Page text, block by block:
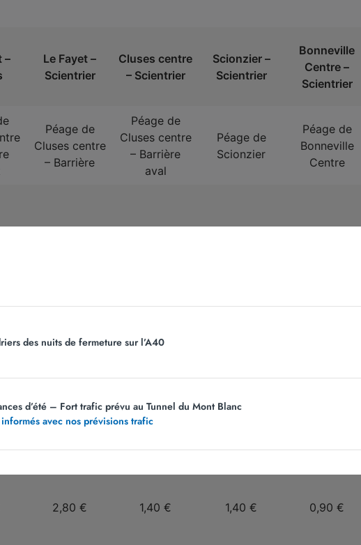
–
Le Fayet –
Scientrier
Cluses centre
– Scientrier
Scionzier –
Scientrier
Bonneville
Centre –
Scientrier
Péage de
Cluses centre
– Barrière
Péage de
Cluses centre
– Barrière
aval
Péage de
Scionzier
Péage de
Bonneville
Centre
8,60 € 4,30 € 4,30 € 2,30 €
2,80 € 1,40 € 1,40 € 0,90 €
des nuits de fermeture sur l’A40
d’été – Fort trafic prévu au Tunnel du Mont Blanc
informés avec nos prévisions trafic